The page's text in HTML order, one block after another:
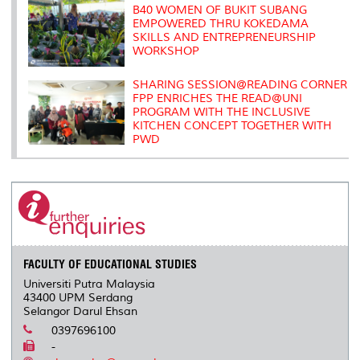
B40 WOMEN OF BUKIT SUBANG
EMPOWERED THRU KOKEDAMA
SKILLS AND ENTREPRENEURSHIP
WORKSHOP
SHARING SESSION@READING CORNER
FPP ENRICHES THE READ@UNI
PROGRAM WITH THE INCLUSIVE
KITCHEN CONCEPT TOGETHER WITH
PWD
FACULTY OF EDUCATIONAL STUDIES
Universiti Putra Malaysia
43400 UPM Serdang
Selangor Darul Ehsan
0397696100
-